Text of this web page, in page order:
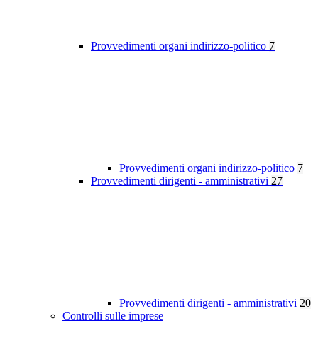
Provvedimenti organi indirizzo-politico 7
Provvedimenti organi indirizzo-politico 7
Provvedimenti dirigenti - amministrativi 27
Provvedimenti dirigenti - amministrativi 20
Controlli sulle imprese